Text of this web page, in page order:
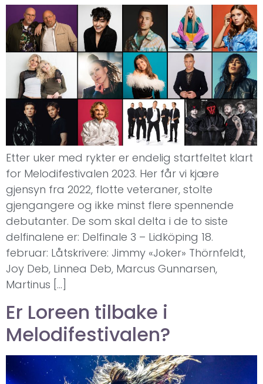
Etter uker med rykter er endelig startfeltet klart
for Melodifestivalen 2023. Her får vi kjære
gjensyn fra 2022, flotte veteraner, stolte
gjengangere og ikke minst flere spennende
debutanter. De som skal delta i de to siste
delfinalene er: Delfinale 3 – Lidköping 18.
februar: Låtskrivere: Jimmy «Joker» Thörnfeldt,
Joy Deb, Linnea Deb, Marcus Gunnarsen,
Martinus […]
Er Loreen tilbake i
Melodifestivalen?